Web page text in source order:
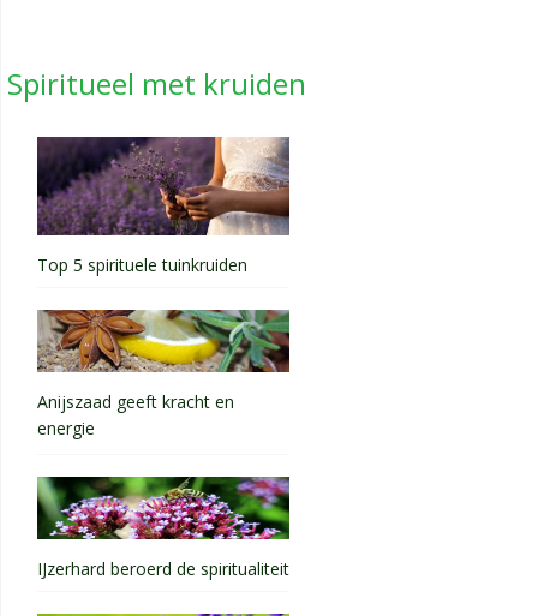
Spiritueel met kruiden
Top 5 spirituele tuinkruiden
Anijszaad geeft kracht en
energie
IJzerhard beroerd de spiritualiteit